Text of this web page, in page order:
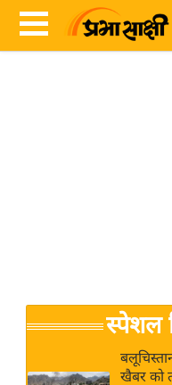
Breaking
News in
जगत
राय
स्पेशल
खैबर को